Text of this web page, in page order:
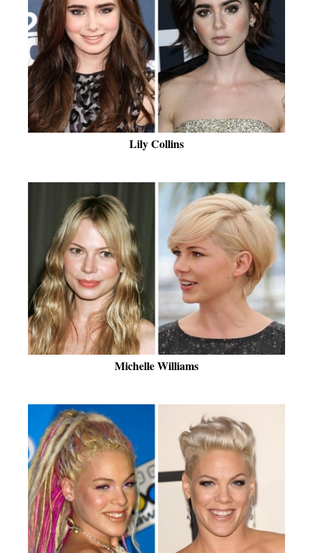
Lily Collins
Michelle Williams